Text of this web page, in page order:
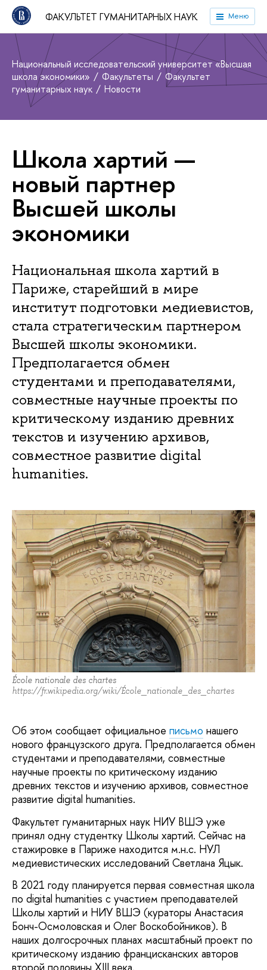
ФАКУЛЬТЕТ ГУМАНИТАРНЫХ НАУК Меню
Национальный исследовательский университет «Высшая
школа экономики»
Факультеты
Факультет
гуманитарных наук
Новости
Школа хартий —
новый партнер
Высшей школы
экономики
Национальная школа хартий в
Париже, старейший в мире
институт подготовки медиевистов,
стала стратегическим партнером
Высшей школы экономики.
Предполагается обмен
студентами и преподавателями,
совместные научные проекты по
критическому изданию древних
текстов и изучению архивов,
совместное развитие digital
humanities.
École nationale des chartes
https://fr.wikipedia.org/wiki/École_nationale_des_chartes
Об этом сообщает официальное письмо нашего
нового французского друга. Предполагается обмен
студентами и преподавателями, совместные
научные проекты по критическому изданию
древних текстов и изучению архивов, совместное
развитие digital humanities.
Факультет гуманитарных наук НИУ ВШЭ уже
принял одну студентку Школы хартий. Сейчас на
стажировке в Париже находится м.н.с. НУЛ
медиевистических исследований Светлана Яцык.
В 2021 году планируется первая совместная школа
по digital humanities с участием преподавателей
Школы хартий и НИУ ВШЭ (кураторы Анастасия
Бонч-Осмоловская и Олег Воскобойников). В
наших долгосрочных планах масштабный проект по
критическому изданию францисканских авторов